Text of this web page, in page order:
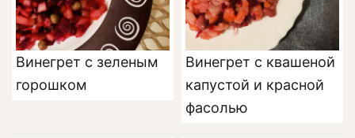
Винегрет с зеленым
горошком
Винегрет с квашеной
капустой и красной
фасолью